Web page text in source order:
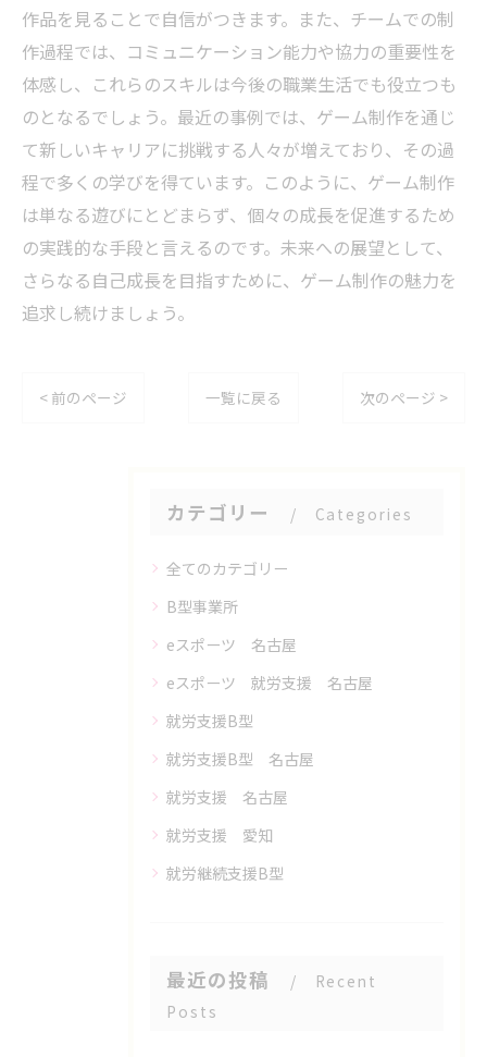
作品を見ることで自信がつきます。また、チームでの制
作過程では、コミュニケーション能力や協力の重要性を
体感し、これらのスキルは今後の職業生活でも役立つも
のとなるでしょう。最近の事例では、ゲーム制作を通じ
て新しいキャリアに挑戦する人々が増えており、その過
程で多くの学びを得ています。このように、ゲーム制作
は単なる遊びにとどまらず、個々の成長を促進するため
の実践的な手段と言えるのです。未来への展望として、
さらなる自己成長を目指すために、ゲーム制作の魅力を
追求し続けましょう。
< 前のページ 一覧に戻る 次のページ >
カテゴリー Categories
全てのカテゴリー
B型事業所
eスポーツ 名古屋
eスポーツ 就労支援 名古屋
就労支援B型
就労支援B型 名古屋
就労支援 名古屋
就労支援 愛知
就労継続支援B型
最近の投稿
Recent
Posts